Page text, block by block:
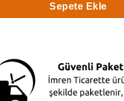
Sepete Ekle